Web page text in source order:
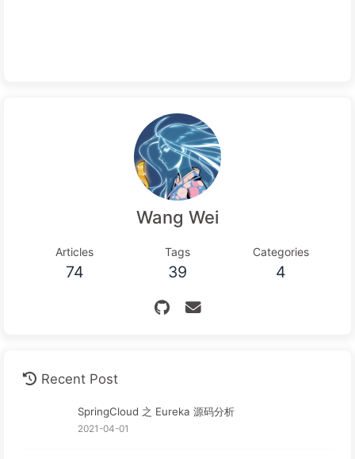
Wang Wei
Articles
74
Tags
39
Categories
4
Recent Post
SpringCloud 之 Eureka 源码分析
2021-04-01